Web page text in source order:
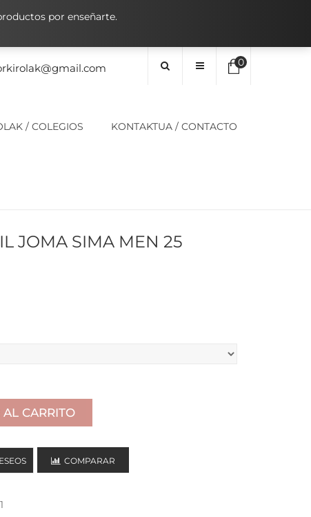
0
/ COLEGIOS KONTAKTUA / CONTACTO
JOMA SIMA MEN 25
CARRITO
COMPARAR
por enseñarte.